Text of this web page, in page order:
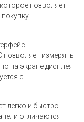
позволяет
позволяет измерять
на экране дисплея
с
легко и быстро
отличаются